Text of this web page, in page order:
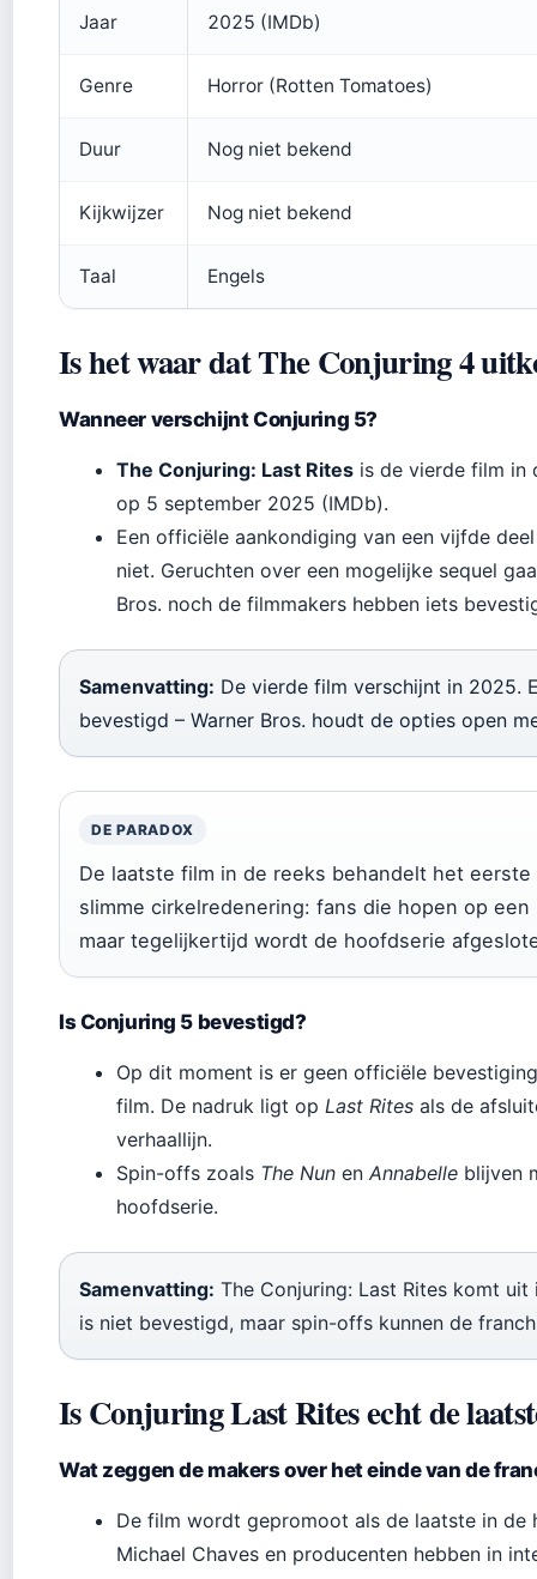
Jaar 2025 (IMDb)
Genre Horror (Rotten Tomatoes)
Duur Nog niet bekend
Kijkwijzer Nog niet bekend
Taal Engels
Is het waar dat The Conjuring 4
Wanneer verschijnt Conjuring 5?
The Conjuring: Last Rites is de vierde film in
op 5 september 2025 (IMDb).
Een officiële aankondiging van een vijfde
niet. Geruchten over een mogelijke sequel
Bros. noch de filmmakers hebben iets
Samenvatting: De vierde film verschijnt in 2025.
bevestigd – Warner Bros. houdt de opties open
DE PARADOX
De laatste film in de reeks behandelt het
slimme cirkelredenering: fans die hopen op
maar tegelijkertijd wordt de hoofdserie
Is Conjuring 5 bevestigd?
Op dit moment is er geen officiële
film. De nadruk ligt op Last Rites als de
verhaallijn.
Spin-offs zoals The Nun en Annabelle blijven
hoofdserie.
Samenvatting: The Conjuring: Last Rites komt
is niet bevestigd, maar spin-offs kunnen de
Is Conjuring Last Rites echt de
Wat zeggen de makers over het einde van de
De film wordt gepromoot als de laatste in de
Michael Chaves en producenten hebben in